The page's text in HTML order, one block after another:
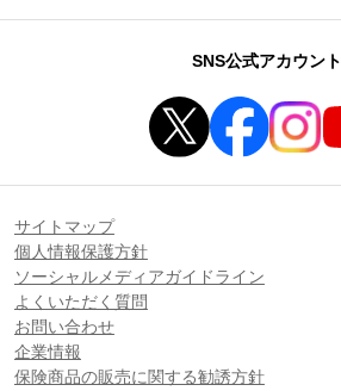
SNS公式アカウント
サイトマップ
個人情報保護方針
ソーシャルメディアガイドライン
よくいただく質問
お問い合わせ
企業情報
保険商品の販売に関する勧誘方針